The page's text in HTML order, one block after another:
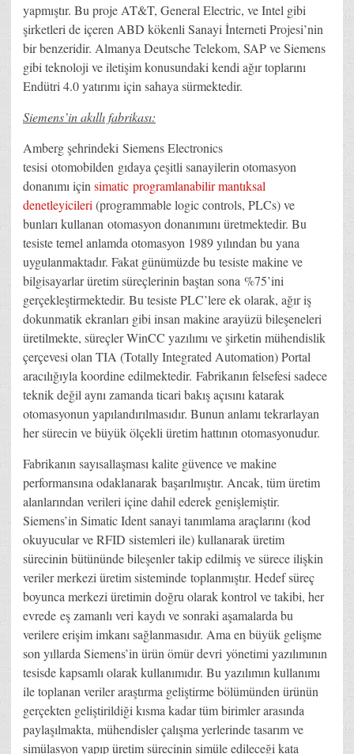
yapmıştır. Bu proje AT&T, General Electric, ve Intel gibi
şirketleri de içeren ABD kökenli Sanayi İnterneti Projesi’nin
bir benzeridir. Almanya Deutsche Telekom, SAP ve Siemens
gibi teknoloji ve iletişim konusundaki kendi ağır toplarını
Endütri 4.0 yatırımı için sahaya sürmektedir.
Siemens’in akıllı fabrikası:
Amberg şehrindeki Siemens Electronics
tesisi otomobilden gıdaya çeşitli sanayilerin otomasyon
donanımı için simatic programlanabilir mantıksal
denetleyicileri (programmable logic controls, PLCs) ve
bunları kullanan otomasyon donanımını üretmektedir. Bu
tesiste temel anlamda otomasyon 1989 yılından bu yana
uygulanmaktadır. Fakat günümüzde bu tesiste makine ve
bilgisayarlar üretim süreçlerinin baştan sona %75’ini
gerçekleştirmektedir. Bu tesiste PLC’lere ek olarak, ağır iş
dokunmatik ekranları gibi insan makine arayüzü bileşeneleri
üretilmekte, süreçler WinCC yazılımı ve şirketin mühendislik
çerçevesi olan TIA (Totally Integrated Automation) Portal
aracılığıyla koordine edilmektedir. Fabrikanın felsefesi sadece
teknik değil aynı zamanda ticari bakış açısını katarak
otomasyonun yapılandırılmasıdır. Bunun anlamı tekrarlayan
her sürecin ve büyük ölçekli üretim hattının otomasyonudur.
Fabrikanın sayısallaşması kalite güvence ve makine
performansına odaklanarak başarılmıştır. Ancak, tüm üretim
alanlarından verileri içine dahil ederek genişlemiştir.
Siemens’in Simatic Ident sanayi tanımlama araçlarını (kod
okuyucular ve RFID sistemleri ile) kullanarak üretim
sürecinin bütününde bileşenler takip edilmiş ve sürece ilişkin
veriler merkezi üretim sisteminde toplanmıştır. Hedef süreç
boyunca merkezi üretimin doğru olarak kontrol ve takibi, her
evrede eş zamanlı veri kaydı ve sonraki aşamalarda bu
verilere erişim imkanı sağlanmasıdır. Ama en büyük gelişme
son yıllarda Siemens’in ürün ömür devri yönetimi yazılımının
tesisde kapsamlı olarak kullanımıdır. Bu yazılımın kullanımı
ile toplanan veriler araştırma geliştirme bölümünden ürünün
gerçekten geliştirildiği kısma kadar tüm birimler arasında
paylaşılmakta, mühendisler çalışma yerlerinde tasarım ve
simülasyon yapıp üretim sürecinin simüle edileceği kata